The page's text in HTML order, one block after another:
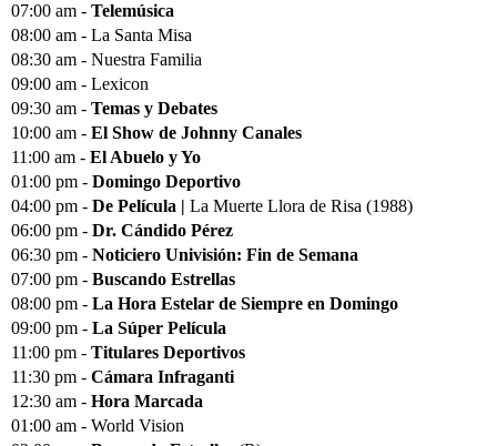
07:00 am - Telemúsica
08:00 am - La Santa Misa
08:30 am - Nuestra Familia
09:00 am - Lexicon
09:30 am - Temas y Debates
10:00 am - El Show de Johnny Canales
11:00 am - El Abuelo y Yo
01:00 pm - Domingo Deportivo
04:00 pm - De Película | La Muerte Llora de Risa (1988)
06:00 pm - Dr. Cándido Pérez
06:30 pm - Noticiero Univisión: Fin de Semana
07:00 pm - Buscando Estrellas
08:00 pm - La Hora Estelar de Siempre en Domingo
09:00 pm - La Súper Película
11:00 pm - Titulares Deportivos
11:30 pm - Cámara Infraganti
12:30 am - Hora Marcada
01:00 am - World Vision